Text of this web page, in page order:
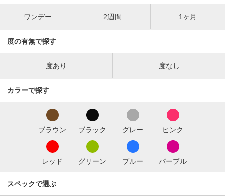
ワンデー 2週間 1ヶ月
度の有無で探す
度あり 度なし
カラーで探す
ブラウン ブラック グレー ピンク
レッド グリーン ブルー パープル
スペックで選ぶ